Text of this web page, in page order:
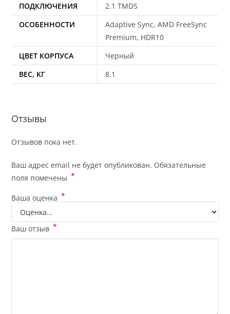
ПОДКЛЮЧЕНИЯ
2.1 TMDS
ОСОБЕННОСТИ
Adaptive Sync, AMD FreeSync
Premium, HDR10
ЦВЕТ КОРПУСА
Черный
ВЕС, КГ
8.1
Отзывы
Отзывов пока нет.
Ваш адрес email не будет опубликован. Обязательные
поля помечены *
Ваша оценка *
Ваш отзыв *